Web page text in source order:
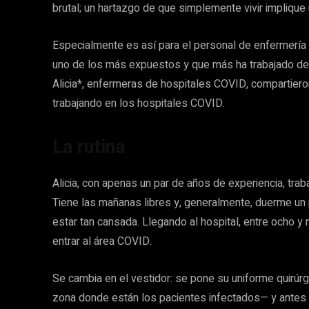
brutal; un hartazgo de que simplemente vivir
Especialmente es así para el personal de
uno de los más expuestos y que más ha trabajado
Alicia*, enfermeras de hospitales COVID,
trabajando en los hospitales COVID.
Alicia, con apenas un par de años de experiencia,
Tiene las mañanas libres y, generalmente, duerme
estar tan cansada. Llegando al hospital, entre ocho
entrar al área COVID.
Se cambia en el vestidor: se pone su uniforme
zona donde están los pacientes infectados— y